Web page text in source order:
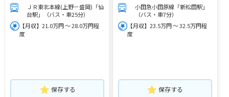
ＪＲ東北本線(上野－盛岡)「仙
台駅」（バス・車25分）
【月収】21.0万円 ～ 28.0万円程
度
保存する
小田急小田原線「新松田駅」
（バス・車7分）
【月収】23.5万円 ～ 32.5万円程
度
保存する